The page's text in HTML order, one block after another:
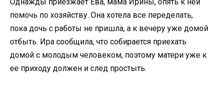
помочь по хозяйству. Она хотела все переделать,
пока дочь с работы не пришла, а к вечеру уже домой
отбыть. Ира сообщила, что собирается приехать
домой с молодым человеком, поэтому матери уже к
ее приходу должен и след простыть.